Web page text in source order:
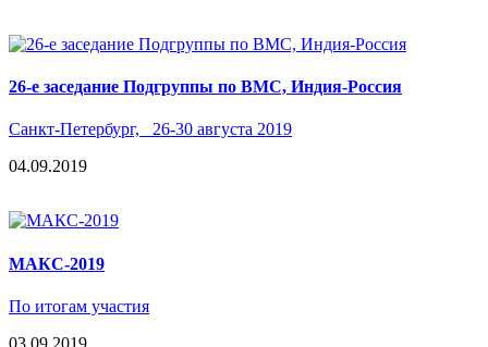
26-е заседание Подгруппы по ВМС, Индия-Россия
Санкт-Петербург, 26-30 августа 2019
04.09.2019
МАКС-2019
По итогам участия
03.09.2019